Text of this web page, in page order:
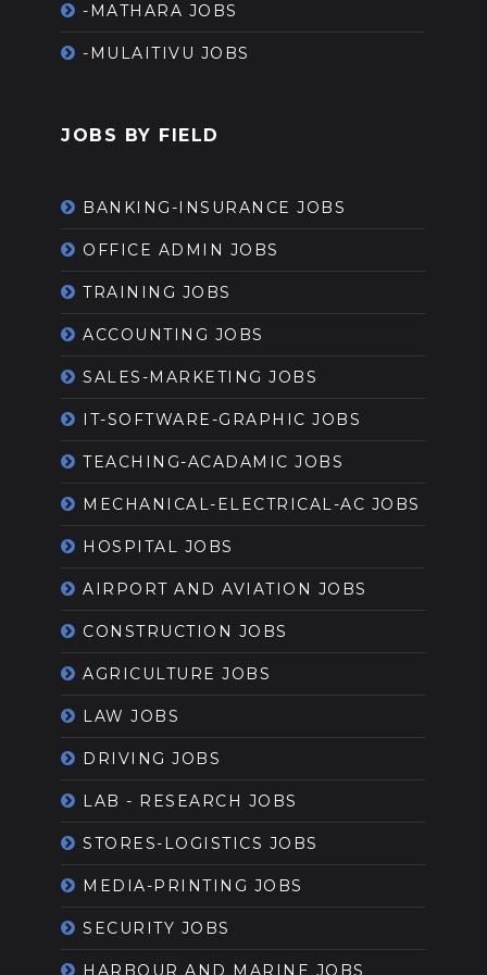
-MATHARA JOBS
-MULAITIVU JOBS
JOBS BY FIELD
BANKING-INSURANCE JOBS
OFFICE ADMIN JOBS
TRAINING JOBS
ACCOUNTING JOBS
SALES-MARKETING JOBS
IT-SOFTWARE-GRAPHIC JOBS
TEACHING-ACADAMIC JOBS
MECHANICAL-ELECTRICAL-AC JOBS
HOSPITAL JOBS
AIRPORT AND AVIATION JOBS
CONSTRUCTION JOBS
AGRICULTURE JOBS
LAW JOBS
DRIVING JOBS
LAB - RESEARCH JOBS
STORES-LOGISTICS JOBS
MEDIA-PRINTING JOBS
SECURITY JOBS
HARBOUR AND MARINE JOBS